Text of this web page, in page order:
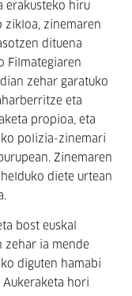
erakusteko hiru
zikloa, zinemaren
dituena
Filmategiaren
zehar garatuko
eta
propioa, eta
polizia-zinemari
Zinemaren
diete urtean
bost euskal
zehar ia mende
diguten hamabi
hori